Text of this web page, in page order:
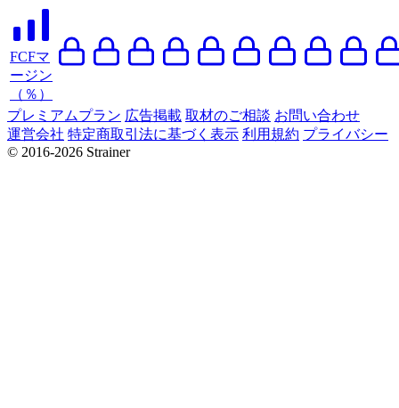
FCFマ
ージン
（％）
プレミアムプラン 広告掲載 取材のご相談 お問い合わせ
運営会社 特定商取引法に基づく表示 利用規約 プライバシー
© 2016-2026 Strainer